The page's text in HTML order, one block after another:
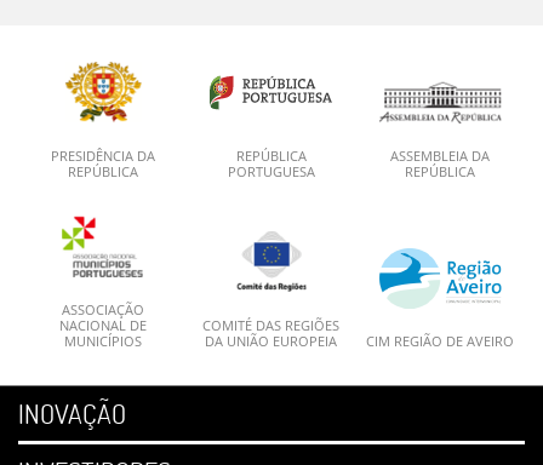
PRESIDÊNCIA DA
REPÚBLICA
REPÚBLICA
PORTUGUESA
ASSEMBLEIA DA
REPÚBLICA
ASSOCIAÇÃO
NACIONAL DE
MUNICÍPIOS
COMITÉ DAS REGIÕES
DA UNIÃO EUROPEIA
CIM REGIÃO DE AVEIRO
INOVAÇÃO